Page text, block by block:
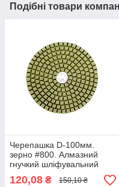
Подібні товари
Черепашка D-100мм.
зерно #800. Алмазний
гнучкий шліфувальний
круг YDS Tools
120,08 ₴ 150,10 ₴